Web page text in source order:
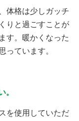
体格は少しガッチ
りと過ごすことが
す。暖かくなった
っています。
。
を使用していただ